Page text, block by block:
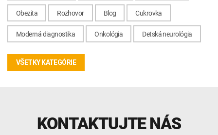
Obezita Rozhovor Blog Cukrovka
Moderná diagnostika Onkológia Detská neurológia
VŠETKY KATEGÓRIE
KONTAKTUJTE NÁS